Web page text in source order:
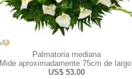
Palmatoria mediana
Mide aproximadamente 75cm de largo.
US$ 53.00